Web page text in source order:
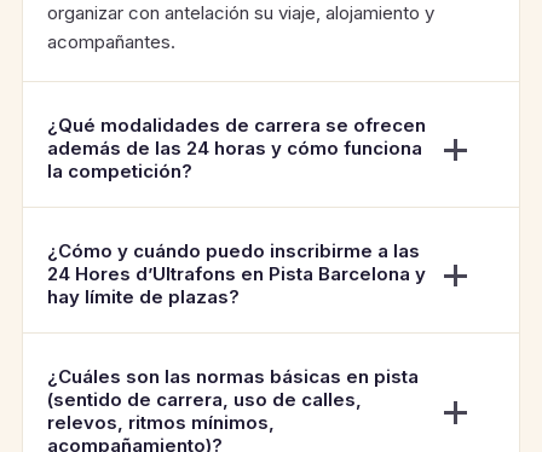
organizar con antelación su viaje, alojamiento y
acompañantes.
¿Qué modalidades de carrera se ofrecen
además de las 24 horas y cómo funciona
la competición?
¿Cómo y cuándo puedo inscribirme a las
24 Hores d’Ultrafons en Pista Barcelona y
hay límite de plazas?
¿Cuáles son las normas básicas en pista
(sentido de carrera, uso de calles,
relevos, ritmos mínimos,
acompañamiento)?